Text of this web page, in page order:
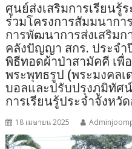
ศูนย์ส่งเสริมการเรียนรู้
ร่วมโครงการสัมมนากา
การพัฒนาการส่งเสริมก
คลังปัญญา สกร. ประจำ
พิธีทอดผ้าป่าสามัคคี เพื่
พระพุทธรูป (พระมงคล
บอลและปรับปรุงภูมิทัศ
การเรียนรู้ประจำจังหวั
18 เมษายน 2025